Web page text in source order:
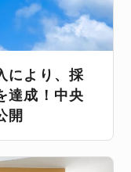
により、採
達成！中央
開